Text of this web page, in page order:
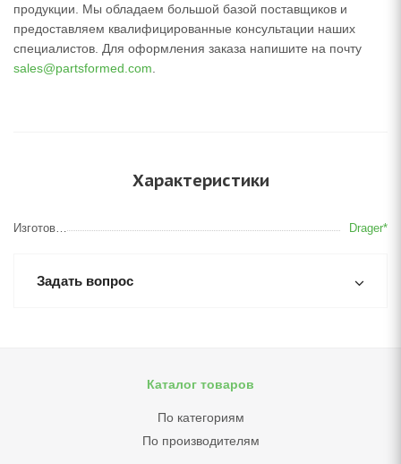
продукции. Мы обладаем большой базой поставщиков и
предоставляем квалифицированные консультации наших
специалистов. Для оформления заказа напишите на почту
sales@partsformed.com
Характеристики
Изготовитель Drager*
Задать вопрос
Каталог товаров
По категориям
По производителям